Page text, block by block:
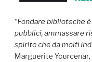
“Fondare biblioteche
pubblici, ammassare
spirito che da molti
Marguerite